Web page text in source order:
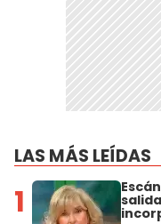
LAS MÁS LEÍDAS
1